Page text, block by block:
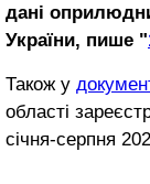
дані
України, пише "
Також у
області
січня-серпня